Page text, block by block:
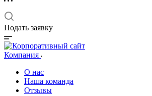
Подать заявку
Компания
О нас
Наша команда
Отзывы